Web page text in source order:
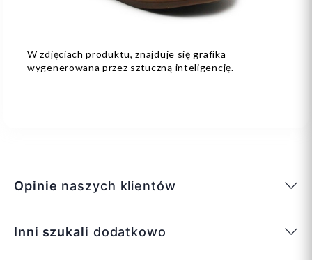
W zdjęciach produktu, znajduje się grafika
wygenerowana przez sztuczną inteligencję.
Opinie naszych klientów
Inni szukali dodatkowo